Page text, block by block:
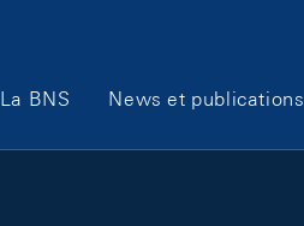
Main Navigation
La BNS News et publications